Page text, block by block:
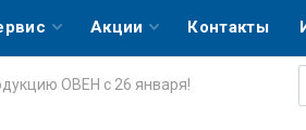
Акции Контакты
ОВЕН с 26 января!